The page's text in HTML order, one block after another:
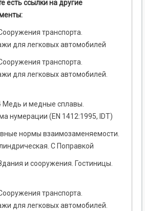
есть ссылки на другие
транспорта.
для легковых автомобилей
транспорта.
для легковых автомобилей.
Медь и медные сплавы.
нумерации (EN 1412:1995, IDT)
нормы взаимозаменяемости.
С Поправкой
и сооружения. Гостиницы.
транспорта.
для легковых автомобилей.